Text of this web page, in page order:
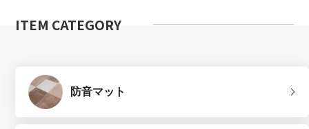
ITEM CATEGORY
防音マット